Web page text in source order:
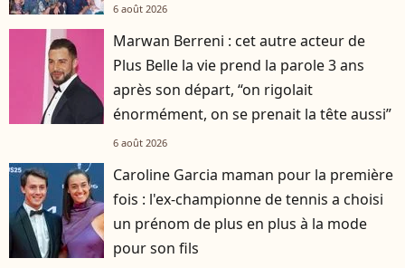
6 août 2026
Marwan Berreni : cet autre acteur de
Plus Belle la vie prend la parole 3 ans
après son départ, “on rigolait
énormément, on se prenait la tête aussi”
6 août 2026
Caroline Garcia maman pour la première
fois : l'ex-championne de tennis a choisi
un prénom de plus en plus à la mode
pour son fils